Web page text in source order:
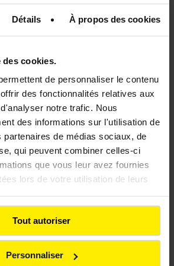
Détails À propos des cookies
cookies.
de personnaliser le contenu
des fonctionnalités relatives aux
notre trafic. Nous
des informations sur l'utilisation de
partenaires de médias sociaux, de
qui peuvent combiner celles-ci
que vous leur avez fournies
lors de votre utilisation de leurs
Tout autoriser
Personnaliser
le dialogue local, grâce à
interactive
sur la transparence,
portée aux attentes